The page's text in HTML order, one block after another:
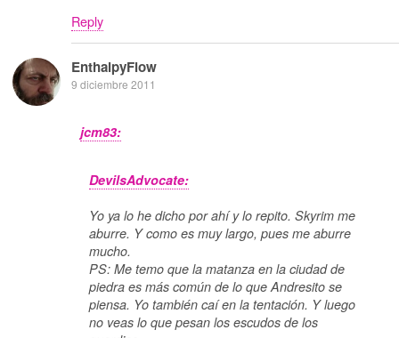
Reply
EnthalpyFlow
9 diciembre 2011
jcm83:
DevilsAdvocate:
Yo ya lo he dicho por ahí y lo repito. Skyrim me
aburre. Y como es muy largo, pues me aburre
mucho.
PS: Me temo que la matanza en la ciudad de
piedra es más común de lo que Andresito se
piensa. Yo también caí en la tentación. Y luego
no veas lo que pesan los escudos de los